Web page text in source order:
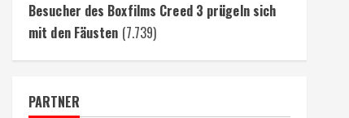
Besucher des Boxfilms Creed 3 prügeln sich
mit den Fäusten (7.739)
PARTNER